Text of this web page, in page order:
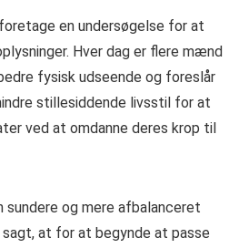
en undersøgelse for at
Hver dag er flere mænd
fysisk udseende og foreslår
stillesiddende livsstil for at
ved at omdanne deres krop til
sundere og mere afbalanceret
at for at begynde at passe